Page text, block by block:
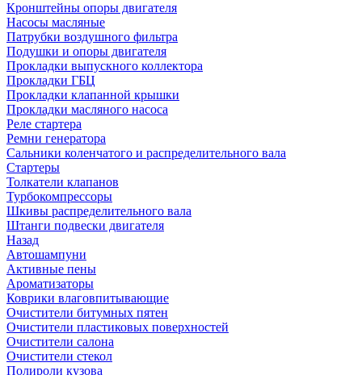
Кронштейны опоры двигателя
Насосы масляные
Патрубки воздушного фильтра
Подушки и опоры двигателя
Прокладки выпускного коллектора
Прокладки ГБЦ
Прокладки клапанной крышки
Прокладки масляного насоса
Реле стартера
Ремни генератора
Сальники коленчатого и распределительного вала
Стартеры
Толкатели клапанов
Турбокомпрессоры
Шкивы распределительного вала
Штанги подвески двигателя
Назад
Автошампуни
Активные пены
Ароматизаторы
Коврики влаговпитывающие
Очистители битумных пятен
Очистители пластиковых поверхностей
Очистители салона
Очистители стекол
Полироли кузова